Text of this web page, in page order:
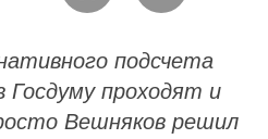
подсчета
проходят и
Вешняков решил